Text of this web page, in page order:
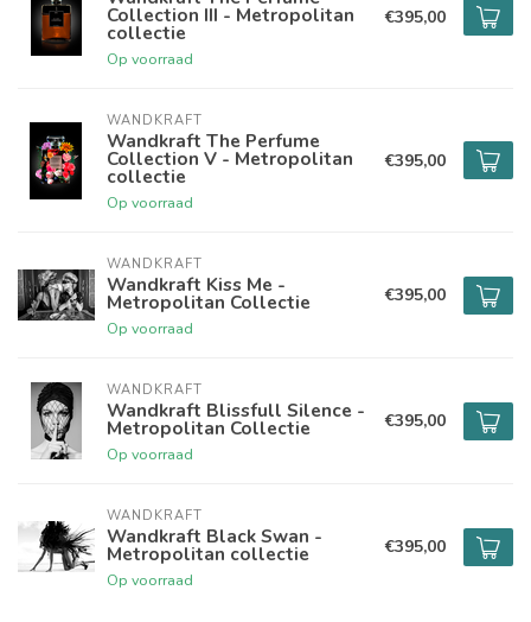
Collection III - Metropolitan
collectie
Op voorraad
€395,00
WANDKRAFT
Wandkraft The Perfume
Collection V - Metropolitan
collectie
Op voorraad
€395,00
WANDKRAFT
Wandkraft Kiss Me -
Metropolitan Collectie
Op voorraad
€395,00
WANDKRAFT
Wandkraft Blissfull Silence -
Metropolitan Collectie
Op voorraad
€395,00
WANDKRAFT
Wandkraft Black Swan -
Metropolitan collectie
Op voorraad
€395,00